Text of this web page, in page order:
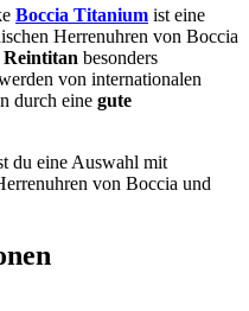
Boccia Titanium ist eine
Herrenuhren von Boccia
Reintitan besonders
von internationalen
durch eine gute
du eine Auswahl mit
von Boccia und